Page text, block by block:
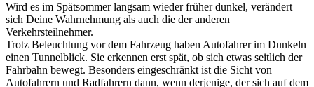
Wird es im Spätsommer langsam wieder früher dunkel, verändert
sich Deine Wahrnehmung als auch die der anderen
Verkehrsteilnehmer.
Trotz Beleuchtung vor dem Fahrzeug haben Autofahrer im Dunkeln
einen Tunnelblick. Sie erkennen erst spät, ob sich etwas seitlich der
Fahrbahn bewegt. Besonders eingeschränkt ist die Sicht von
Autofahrern und Radfahrern dann, wenn derjenige, der sich auf dem